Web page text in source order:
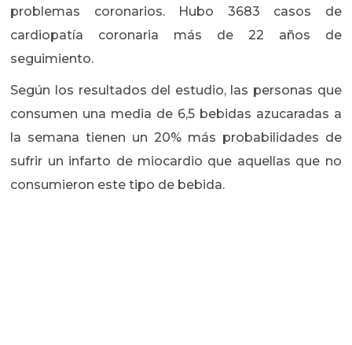
problemas coronarios. Hubo 3683 casos de
cardiopatía coronaria más de 22 años de
seguimiento.
Según los resultados del estudio, las personas que
consumen una media de 6,5 bebidas azucaradas a
la semana tienen un 20% más probabilidades de
sufrir un infarto de miocardio que aquellas que no
consumieron este tipo de bebida.